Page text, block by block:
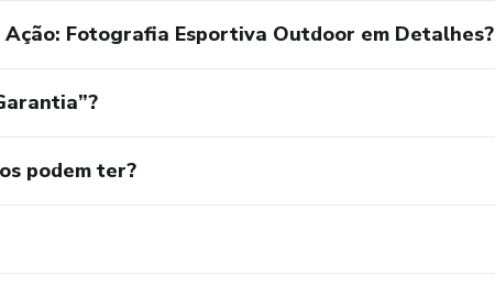
Ação: Fotografia Esportiva Outdoor em Detalhes?
podem ter?